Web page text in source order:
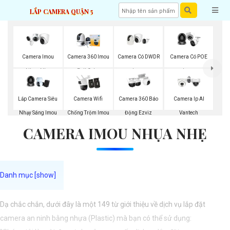
LẮP CAMERA QUẬN 5
Camera Imou
Nhụa Nhẹ
Camera 360 Imou
Full Color
Camera Có DWDR
Imou
Camera Có POE
Imou
Lắp Camera Siêu
Nhạy Sáng Imou
Camera Wifi
Chống Trộm Imou
Camera 360 Báo
Động Ezviz
Camera Ip AI
Vantech
CAMERA IMOU NHỤA NHẸ
Dạ chắc chắn, dưới đây là một 149 từ giới thiệu về dịch vụ lắp đặt
camera an ninh bằng nhựa (Plastic) mà bạn có thể sử dụng: